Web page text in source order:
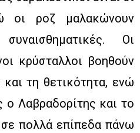
οι ροζ μαλακώνουν
Οι
κρύσταλλοι βοηθούν
τη θετικότητα, ενώ
Λαβραδορίτης και το
πολλά επίπεδα πάνω